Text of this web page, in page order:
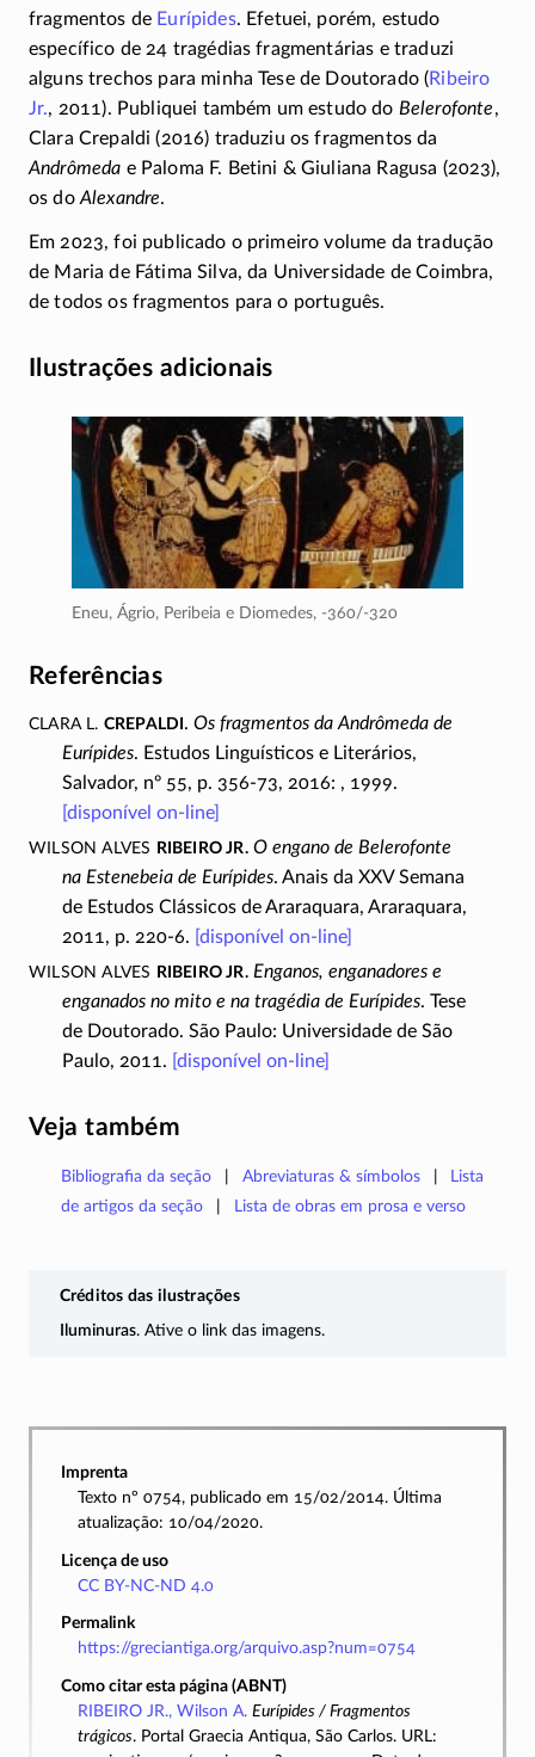
fragmentos de Eurípides. Efetuei, porém, estudo
específico de 24 tragédias fragmentárias e traduzi
alguns trechos para minha Tese de Doutorado (Ribeiro
Jr., 2011). Publiquei também um estudo do Belerofonte,
Clara Crepaldi (2016) traduziu os fragmentos da
Andrômeda e Paloma F. Betini & Giuliana Ragusa (2023),
os do Alexandre.
Em 2023, foi publicado o primeiro volume da tradução
de Maria de Fátima Silva, da Universidade de Coimbra,
de todos os fragmentos para o português.
Ilustrações adicionais
Eneu, Ágrio, Peribeia e Diomedes, -360/-320
Referências
Clara L. Crepaldi.Os fragmentos da Andrômeda de
Eurípides. Estudos Linguísticos e Literários,
Salvador, nº 55, p. 356-73, 2016: , 1999.
[disponível on-line]
Wilson Alves Ribeiro Jr. O engano de Belerofonte
na Estenebeia de Eurípides. Anais da XXV Semana
de Estudos Clássicos de Araraquara, Araraquara,
2011, p. 220-6. [disponível on-line]
Wilson Alves Ribeiro Jr. Enganos, enganadores e
enganados no mito e na tragédia de Eurípides. Tese
de Doutorado. São Paulo: Universidade de São
Paulo, 2011. [disponível on-line]
Veja também
Bibliografia da seção Abreviaturas & símbolos
Lista
de artigos da seção
Lista de obras em prosa e verso
Créditos das ilustrações
Iluminuras. Ative o link das imagens.
Imprenta
Texto nº 0754, publicado em 15/02/2014. Última
atualização: 10/04/2020.
Licença de uso
CC BY-NC-ND 4.0
Permalink
https://greciantiga.org/arquivo.asp?num=0754
Como citar esta página (ABNT)
RIBEIRO JR., Wilson A. Eurípides / Fragmentos
trágicos. Portal Graecia Antiqua, São Carlos. URL: